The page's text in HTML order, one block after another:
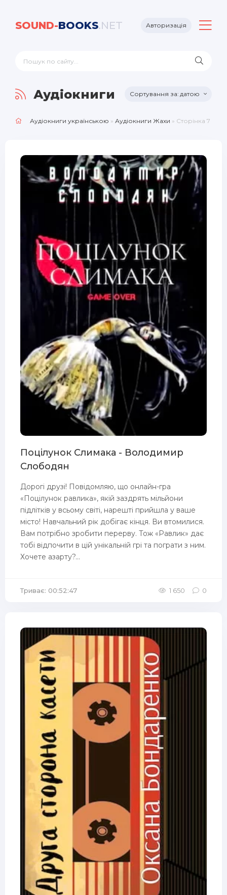
SOUND-BOOKS.NET Авторизація
Аудіокниги Жахи датою
Аудіокниги українською » Аудіокниги Жахи » Сторінка 7
Поцілунок Слимака - Володимир
Слободян
Дорогі друзі! Повідомляю, що онлайн-гра
«Поцілунок равлика», якій заздрять мільйони
підлітків у всьому світі, нарешті прийшла у ваше
місто! Навчальний рік добігає кінця. Ви втомилися.
Вам потрібно зробити перерву. Тож «Равлик» дає
тобі відпочити в цій унікальній грі та пограти з ним.
Хочете азарту?...
Триває: 00:52:47 1 650 0